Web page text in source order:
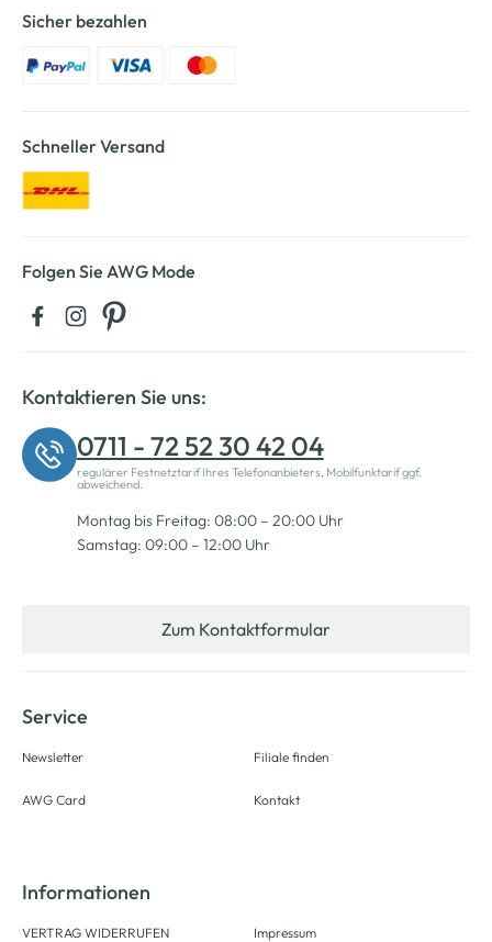
Sicher bezahlen
Schneller Versand
Folgen Sie AWG Mode
Kontaktieren Sie uns:
0711 - 72 52 30 42 04
regulärer Festnetztarif Ihres Telefonanbieters, Mobilfunktarif ggf.
abweichend.
Montag bis Freitag: 08:00 – 20:00 Uhr
Samstag: 09:00 – 12:00 Uhr
Zum Kontaktformular
Service
Newsletter
AWG Card
Filiale finden
Kontakt
Informationen
VERTRAG WIDERRUFEN Impressum